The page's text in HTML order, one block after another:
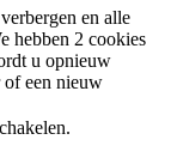
en alle
hebben 2 cookies
u opnieuw
of een nieuw